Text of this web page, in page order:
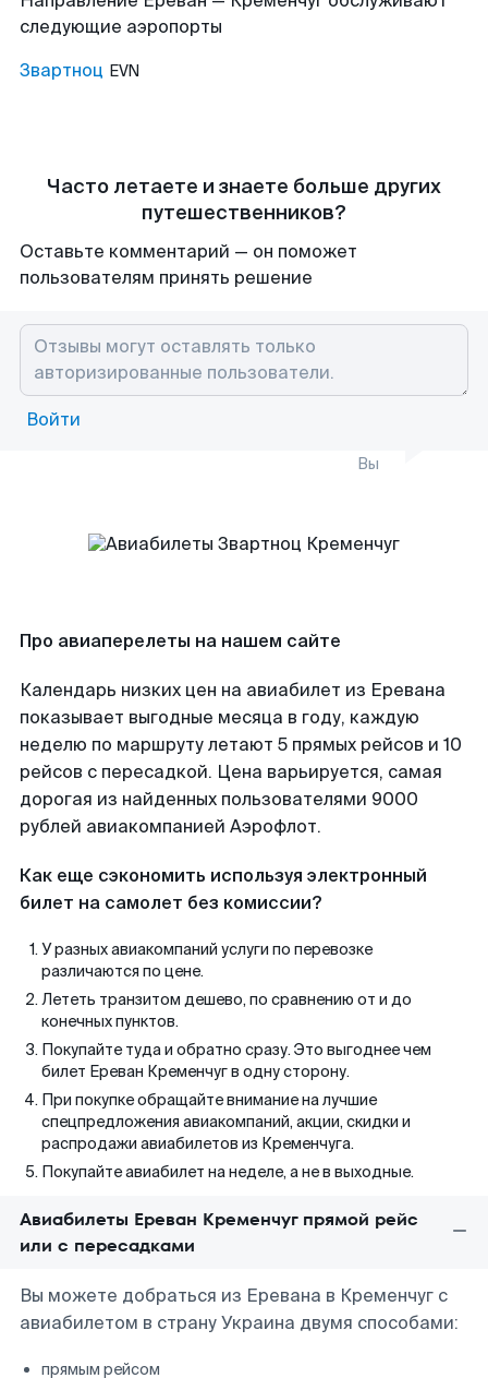
следующие аэропорты
Звартноц EVN
Часто летаете и знаете больше других
путешественников?
Оставьте комментарий — он поможет
пользователям принять решение
Войти
Вы
Про авиаперелеты на нашем сайте
Календарь низких цен на авиабилет из Еревана
показывает выгодные месяца в году, каждую
неделю по маршруту летают 5 прямых рейсов и 10
рейсов с пересадкой. Цена варьируется, самая
дорогая из найденных пользователями 9000
рублей авиакомпанией Аэрофлот.
Как еще сэкономить используя электронный
билет на самолет без комиссии?
У разных авиакомпаний услуги по перевозке
различаются по цене.
Лететь транзитом дешево, по сравнению от и до
конечных пунктов.
Покупайте туда и обратно сразу. Это выгоднее чем
билет Ереван Кременчуг в одну сторону.
При покупке обращайте внимание на лучшие
спецпредложения авиакомпаний, акции, скидки и
распродажи авиабилетов из Кременчуга.
Покупайте авиабилет на неделе, а не в выходные.
Авиабилеты Ереван Кременчуг прямой рейс
или с пересадками
Вы можете добраться из Еревана в Кременчуг с
авиабилетом в страну Украина двумя способами:
прямым рейсом